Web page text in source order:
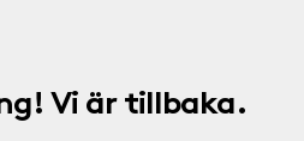
Vi är tillbaka.